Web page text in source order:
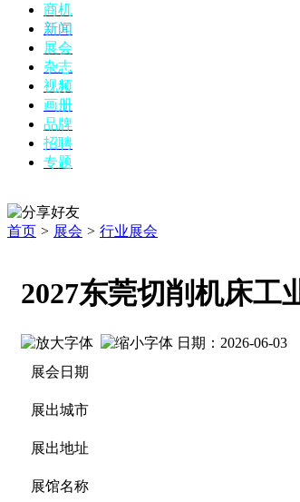
商机
新闻
展会
杂志
视频
画册
品牌
招聘
专题
首页 > 展会 > 行业展会
2027东莞切削机床工
日期：2026-06-03
展会日期
展出城市
展出地址
展馆名称